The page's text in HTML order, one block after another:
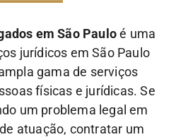
em São Pauloé uma
jurídicos em São Paulo
gama de serviços
físicas e jurídicas. Se
um problema legal em
atuação, contratar um